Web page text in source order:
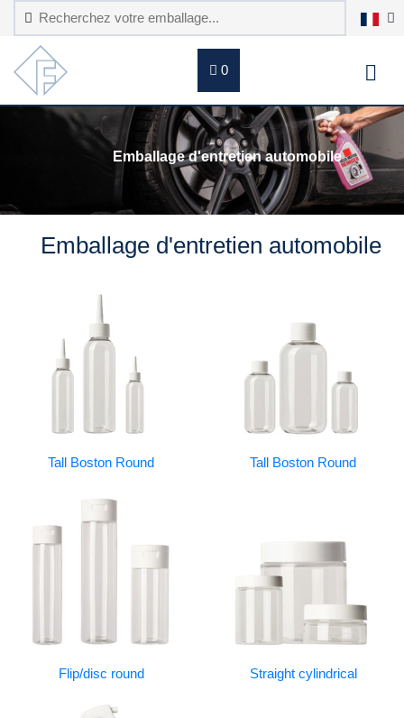
0
Emballage d'entretien automobile
Emballage d'entretien automobile
Tall Boston Round Tall Boston Round
Flip/disc round Straight cylindrical